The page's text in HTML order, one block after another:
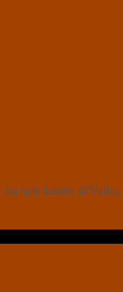
hele landet til